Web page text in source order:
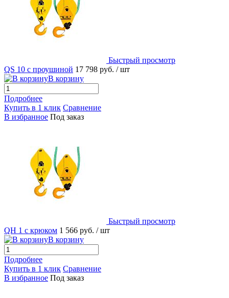
Быстрый просмотр
QS 10 с проушиной 17 798 руб. / шт
В корзину
Подробнее
Купить в 1 клик Сравнение
В избранное Под заказ
Быстрый просмотр
QH 1 с крюком 1 566 руб. / шт
В корзину
Подробнее
Купить в 1 клик Сравнение
В избранное Под заказ